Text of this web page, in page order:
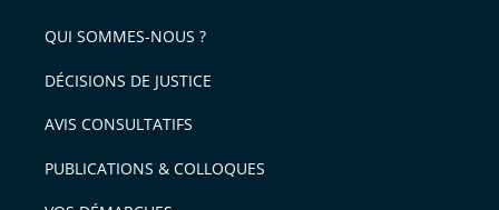
QUI SOMMES-NOUS ?
DÉCISIONS DE JUSTICE
AVIS CONSULTATIFS
PUBLICATIONS & COLLOQUES